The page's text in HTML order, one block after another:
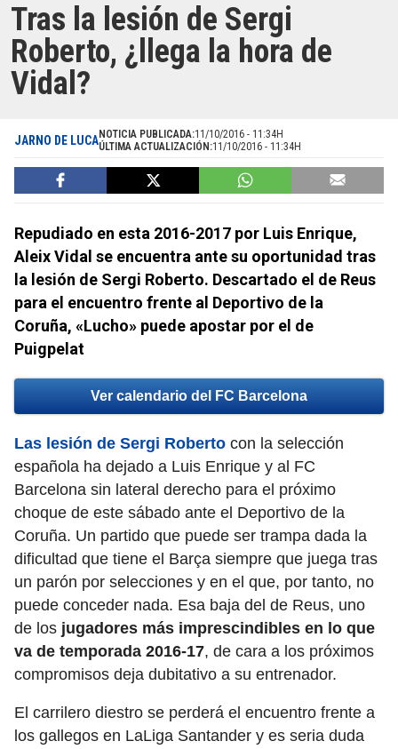
Tras la lesión de Sergi
Roberto, ¿llega la hora de
Vidal?
JARNO DE LUCANOTICIA PUBLICADA:11/10/2016 - 11:34H
ÚLTIMA ACTUALIZACIÓN:11/10/2016 - 11:34H
Repudiado en esta 2016-2017 por Luis Enrique,
Aleix Vidal se encuentra ante su oportunidad tras
la lesión de Sergi Roberto. Descartado el de Reus
para el encuentro frente al Deportivo de la
Coruña, «Lucho» puede apostar por el de
Puigpelat
Ver calendario del FC Barcelona
Las lesión de Sergi Roberto con la selección
española ha dejado a Luis Enrique y al FC
Barcelona sin lateral derecho para el próximo
choque de este sábado ante el Deportivo de la
Coruña. Un partido que puede ser trampa dada la
dificultad que tiene el Barça siempre que juega tras
un parón por selecciones y en el que, por tanto, no
puede conceder nada. Esa baja del de Reus, uno
de los jugadores más imprescindibles en lo que
va de temporada 2016-17, de cara a los próximos
compromisos deja dubitativo a su entrenador.
El carrilero diestro se perderá el encuentro frente a
los gallegos en LaLiga Santander y es seria duda